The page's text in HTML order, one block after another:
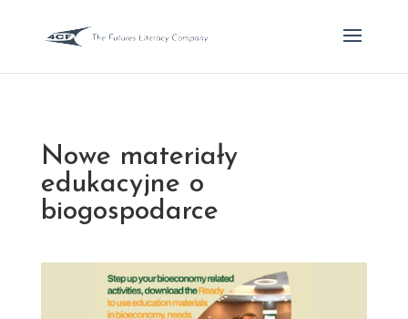
Nowe materiały
edukacyjne o
biogospodarce